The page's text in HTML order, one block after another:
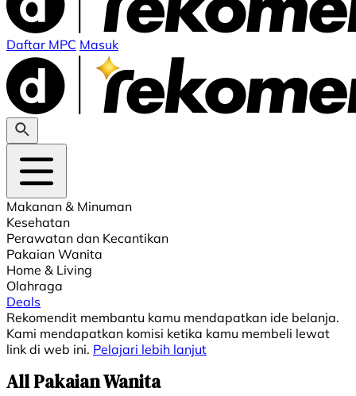
Daftar MPC Masuk
Makanan & Minuman
Kesehatan
Perawatan dan Kecantikan
Pakaian Wanita
Home & Living
Olahraga
Deals
Rekomendit membantu kamu mendapatkan ide belanja.
Kami mendapatkan komisi ketika kamu membeli lewat
link di web ini. Pelajari lebih lanjut
All Pakaian Wanita